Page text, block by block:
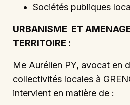
Sociétés publiques
URBANISME ET
TERRITOIRE :
Me Aurélien PY, avocat en
collectivités locales à
intervient en matière de :